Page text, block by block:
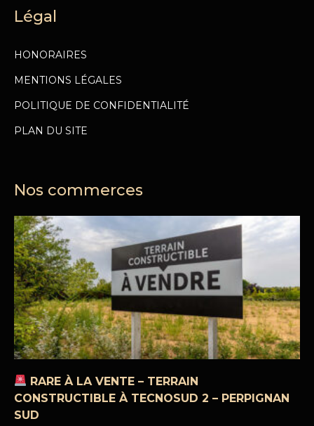
Légal
HONORAIRES
MENTIONS LÉGALES
POLITIQUE DE CONFIDENTIALITÉ
PLAN DU SITE
Nos commerces
RARE À LA VENTE – TERRAIN
CONSTRUCTIBLE À TECNOSUD 2 – PERPIGNAN
SUD